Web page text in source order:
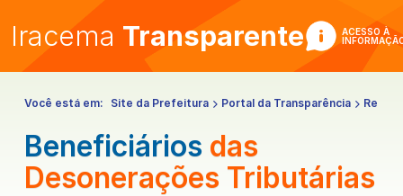
Iracema Transparente
ACESSO À
Você está em: Site da Prefeitura Portal da Transparência
Beneficiários das
Desonerações Tributárias